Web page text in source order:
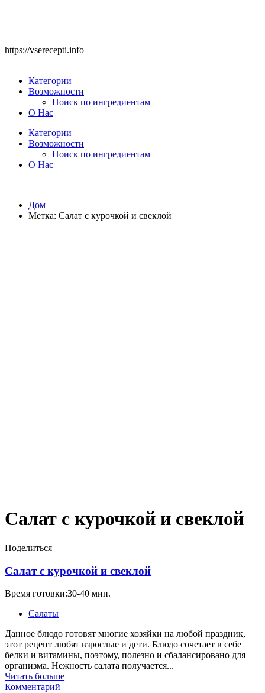
https://vserecepti.info
Категории
Возможности
Поиск по ингредиентам
О Нас
Категории
Возможности
Поиск по ингредиентам
О Нас
Дом
Метка: Салат с курочкой и свеклой
Салат с курочкой и свеклой
Поделиться
Салат с курочкой и свеклой
Время готовки:30-40 мин.
Салаты
Данное блюдо готовят многие хозяйки на любой праздник,
этот рецепт любят взрослые и дети. Блюдо сочетает в себе
белки и витамины, поэтому, полезно и сбалансировано для
организма. Нежность салата получается...
Читать больше
Комментарий